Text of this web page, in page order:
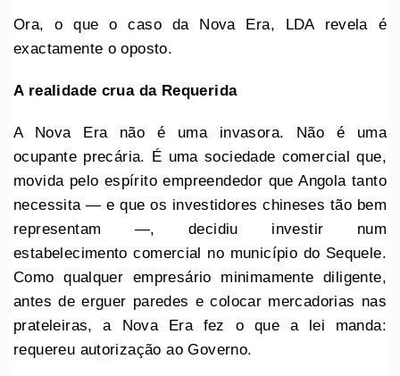
Ora, o que o caso da Nova Era, LDA revela é
exactamente o oposto.
A realidade crua da Requerida
A Nova Era não é uma invasora. Não é uma
ocupante precária. É uma sociedade comercial que,
movida pelo espírito empreendedor que Angola tanto
necessita — e que os investidores chineses tão bem
representam —, decidiu investir num
estabelecimento comercial no município do Sequele.
Como qualquer empresário minimamente diligente,
antes de erguer paredes e colocar mercadorias nas
prateleiras, a Nova Era fez o que a lei manda:
requereu autorização ao Governo.